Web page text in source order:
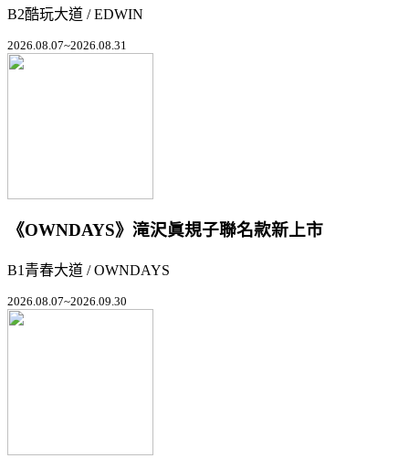
B2酷玩大道 / EDWIN
2026.08.07~2026.08.31
《OWNDAYS》滝沢眞規子聯名款新上市
B1青春大道 / OWNDAYS
2026.08.07~2026.09.30